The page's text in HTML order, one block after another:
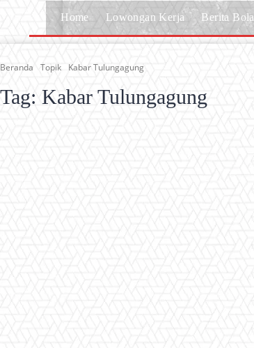
Home Lowongan Kerja Berita Bola
Beranda Topik Kabar Tulungagung
Tag: Kabar Tulungagung